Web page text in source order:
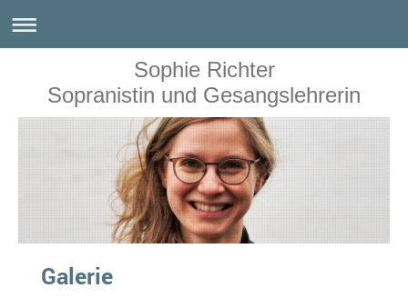
Sophie Richter
Sopranistin und Gesangslehrerin
Galerie